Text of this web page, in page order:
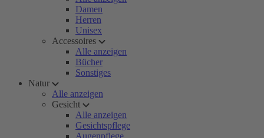
Damen
Herren
Unisex
Accessoires
Alle anzeigen
Bücher
Sonstiges
Natur
Alle anzeigen
Gesicht
Alle anzeigen
Gesichtspflege
Augenpflege